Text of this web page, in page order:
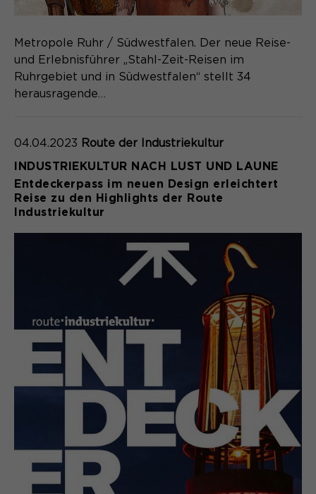
Metropole Ruhr / Südwestfalen. Der neue Reise-
und Erlebnisführer „Stahl-Zeit-Reisen im
Ruhrgebiet und in Südwestfalen“ stellt 34
herausragende…
04.04.2023 Route der Industriekultur
INDUSTRIEKULTUR NACH LUST UND LAUNE
Entdeckerpass im neuen Design erleichtert
Reise zu den Highlights der Route
Industriekultur